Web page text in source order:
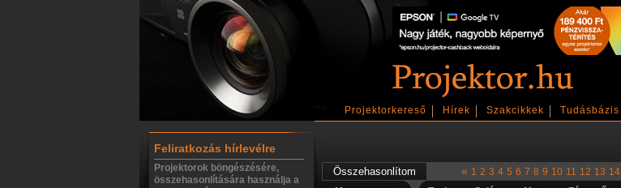
Projektorkereső Hírek Szakcikkek Tudásbázis
Feliratkozás hírlevélre
Projektorok böngészésére,
összehasonlítására használja a
« 1 2 3 4 5 6 7 8 9 10 11 12 13 14